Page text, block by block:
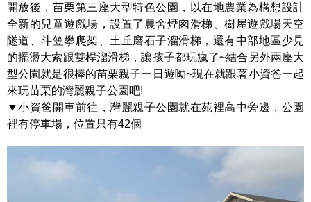
開放後，苗栗第三座大型特色公園，以在地農業為構想設計
全新的兒童遊戲場，設置了農舍煙囪滑梯、樹屋遊戲場天空
隧道、斗笠攀爬架、土丘磨石子溜滑梯，還有中部地區少見
的擺盪大索跟雙桿溜滑梯，讓孩子都玩瘋了~結合另外兩座大
型公園就是很棒的苗栗親子一日遊呦~現在就跟著小資爸一起
來玩苗栗的灣麗親子公園吧!
▼小資爸開車前往，灣麗親子公園就在苑裡高中旁邊，公園
裡有停車場，位置只有42個